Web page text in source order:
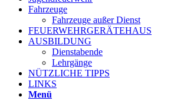
Fahrzeuge
Fahrzeuge außer Dienst
FEUERWEHRGERÄTEHAUS
AUSBILDUNG
Dienstabende
Lehrgänge
NÜTZLICHE TIPPS
LINKS
Menü